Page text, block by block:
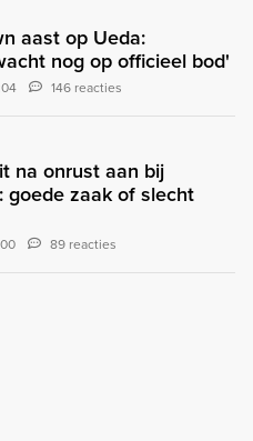
aast op Ueda:
nog op officieel bod'
146 reacties
na onrust aan bij
goede zaak of slecht
89 reacties